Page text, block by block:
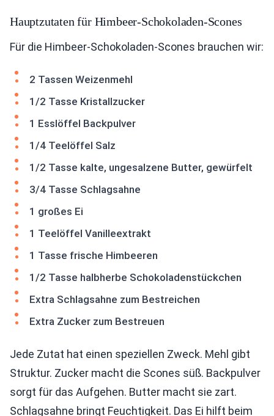
Hauptzutaten für Himbeer-Schokoladen-Scones
Für die Himbeer-Schokoladen-Scones brauchen wir:
2 Tassen Weizenmehl
1/2 Tasse Kristallzucker
1 Esslöffel Backpulver
1/4 Teelöffel Salz
1/2 Tasse kalte, ungesalzene Butter, gewürfelt
3/4 Tasse Schlagsahne
1 großes Ei
1 Teelöffel Vanilleextrakt
1 Tasse frische Himbeeren
1/2 Tasse halbherbe Schokoladenstückchen
Extra Schlagsahne zum Bestreichen
Extra Zucker zum Bestreuen
Jede Zutat hat einen speziellen Zweck. Mehl gibt
Struktur. Zucker macht die Scones süß. Backpulver
sorgt für das Aufgehen. Butter macht sie zart.
Schlagsahne bringt Feuchtigkeit. Das Ei hilft beim